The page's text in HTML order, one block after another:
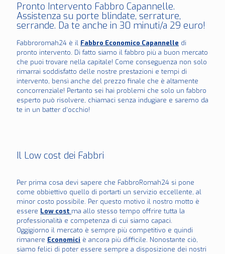
Pronto Intervento Fabbro Capannelle.
Assistenza su porte blindate, serrature,
serrande. Da te anche in 30 minuti/a 29 euro!
Fabbroromah24 è il Fabbro Economico Capannelle di
pronto intervento. Di fatto siamo il fabbro più a buon mercato
che puoi trovare nella capitale! Come conseguenza non solo
rimarrai soddisfatto delle nostre prestazioni e tempi di
intervento, bensì anche del prezzo finale che è altamente
concorrenziale! Pertanto sei hai problemi che solo un fabbro
esperto può risolvere, chiamaci senza indugiare e saremo da
te in un batter d’occhio!
Il Low cost dei Fabbri
Per prima cosa devi sapere che FabbroRomah24 si pone
come obbiettivo quello di portarti un servizio eccellente, al
minor costo possibile. Per questo motivo il nostro motto è
essere Low cost ma allo stesso tempo offrire tutta la
professionalità e competenza di cui siamo capaci.
Oggigiorno il mercato è sempre più competitivo e quindi
rimanere Economici è ancora più difficile. Nonostante ciò,
siamo felici di poter essere sempre a disposizione dei nostri